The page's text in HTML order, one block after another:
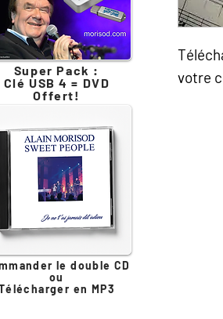
votre
Super Pack :
Clé USB 4 = DVD
Offert!
le double CD
ou
en MP3